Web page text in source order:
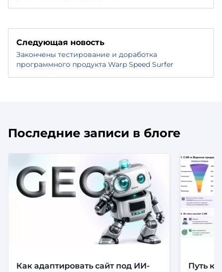
Следующая новость
Закончены тестирование и доработка
программного продукта Warp Speed Surfer
Последние записи в блоге
Как адаптировать сайт под ИИ-
Путь